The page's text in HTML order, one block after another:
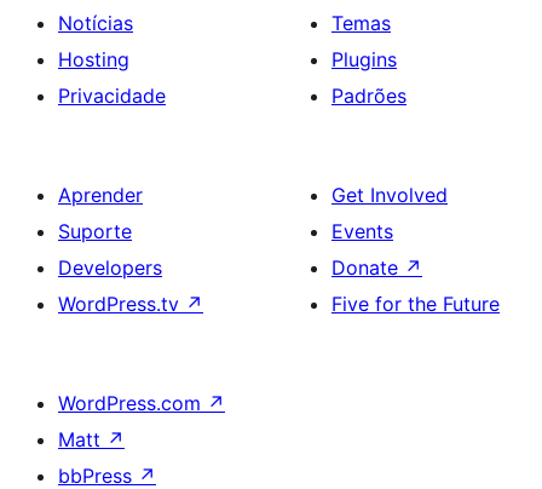
Notícias
Hosting
Privacidade
Temas
Plugins
Padrões
Aprender
Suporte
Developers
WordPress.tv ↗
Get Involved
Events
Donate ↗
Five for the Future
WordPress.com ↗
Matt ↗
bbPress ↗